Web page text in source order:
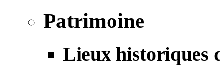
Patrimoine
Lieux historiques